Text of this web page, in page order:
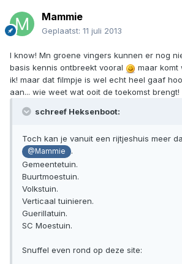
Mammie
Geplaatst: 11 juli 2013
I know! Mn groene vingers kunnen er nog
basis kennis ontbreekt vooral
maar komt
ik! maar dat filmpje is wel echt heel gaaf
aan... wie weet wat ooit de toekomst brengt!
schreef Heksenboot:
Toch kan je vanuit een rijtjeshuis meer
@Mammie
.
Gemeentetuin.
Buurtmoestuin.
Volkstuin.
Verticaal tuinieren.
Guerillatuin.
SC Moestuin.
Snuffel even rond op deze site: